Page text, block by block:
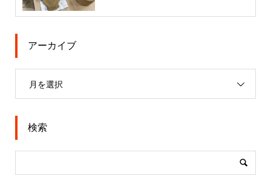
アーカイブ
月を選択
検索